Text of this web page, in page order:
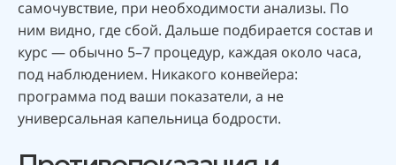
самочувствие, при необходимости анализы. По
ним видно, где сбой. Дальше подбирается состав и
курс — обычно 5–7 процедур, каждая около часа,
под наблюдением. Никакого конвейера:
программа под ваши показатели, а не
универсальная капельница бодрости.